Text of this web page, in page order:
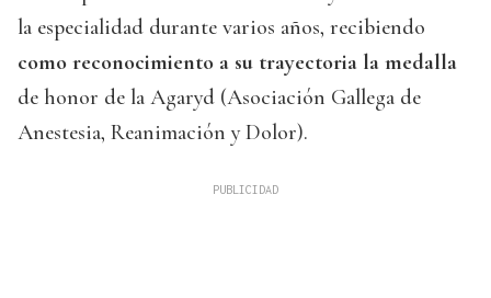
la especialidad durante varios años, recibiendo
como reconocimiento a su trayectoria la medalla
de honor de la Agaryd (Asociación Gallega de
Anestesia, Reanimación y Dolor).